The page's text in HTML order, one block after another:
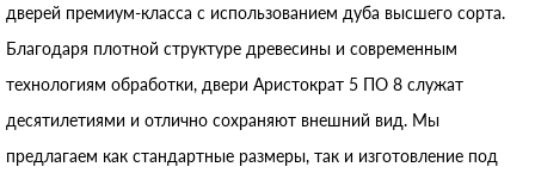
дверей премиум-класса с использованием дуба высшего сорта.
Благодаря плотной структуре древесины и современным
технологиям обработки, двери Аристократ 5 ПО 8 служат
десятилетиями и отлично сохраняют внешний вид. Мы
предлагаем как стандартные размеры, так и изготовление под